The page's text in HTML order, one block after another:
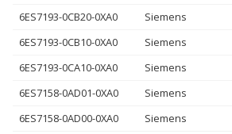
6ES7193-0CB20-0XA0 Siemens
6ES7193-0CB10-0XA0 Siemens
6ES7193-0CA10-0XA0 Siemens
6ES7158-0AD01-0XA0 Siemens
6ES7158-0AD00-0XA0 Siemens